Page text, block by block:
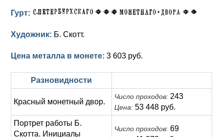
Для Речи Посполитой
Гурт:
Художник: Б. Скотт.
Цена металла в монете: 3 603 руб.
Разновидности
Красный монетный двор.
Число проходов: 243
Цена: 53 448 руб.
Портрет работы Б.
Скотта. Инициалы
Число проходов: 69